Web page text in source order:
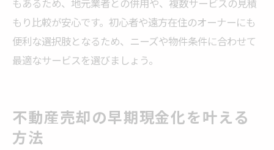
もあるため、地元業者との併用や、複数サービスの見積
もり比較が安心です。初心者や遠方在住のオーナーにも
便利な選択肢となるため、ニーズや物件条件に合わせて
最適なサービスを選びましょう。
不動産売却の早期現金化を叶える
方法